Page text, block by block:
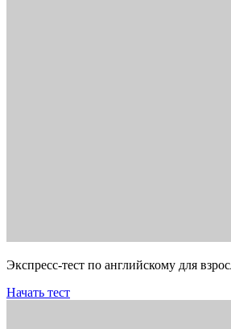
Экспресс-тест по английскому для
Начать тест